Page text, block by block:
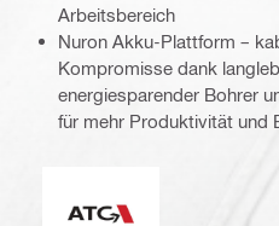
Arbeitsbereich
Nuron Akku-Plattform –
Kompromisse dank
energiesparender Bohrer
für mehr Produktivität und